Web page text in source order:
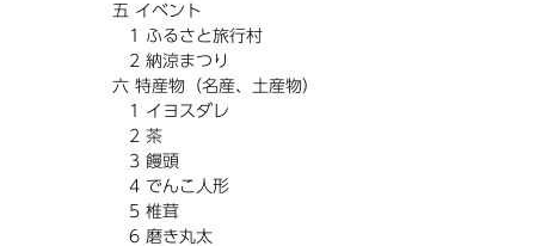
五 イベント
1 ふるさと旅行村
2 納涼まつり
六 特産物（名産、土産物）
1 イヨスダレ
2 茶
3 饅頭
4 でんこ人形
5 椎茸
6 磨き丸太